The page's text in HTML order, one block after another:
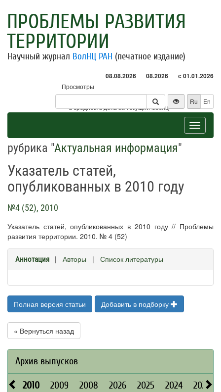
ПРОБЛЕМЫ РАЗВИТИЯ
ТЕРРИТОРИИ
Научный журнал ВолНЦ РАН (печатное издание)
08.08.2026 08.2026 с 01.01.2026
Просмотры
Посетители
* - в среднем в день за текущий месяц
Ru En
Toggle
рубрика "Актуальная информация"
Указатель статей,
опубликованных в 2010 году
№4 (52), 2010
Указатель статей, опубликованных в 2010 году // Проблемы
развития территории. 2010. № 4 (52)
Аннотация | Авторы | Список литературы
Полная версия статьи Добавить в подборку
« Вернуться назад
Архив выпусков
2010 2009 2008 2026 2025 2024 2023